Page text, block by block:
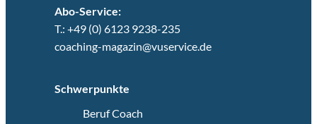
Abo-Service:
T.: +49 (0) 6123 9238-235
coaching-magazin@vuservice.de
Schwerpunkte
Beruf Coach